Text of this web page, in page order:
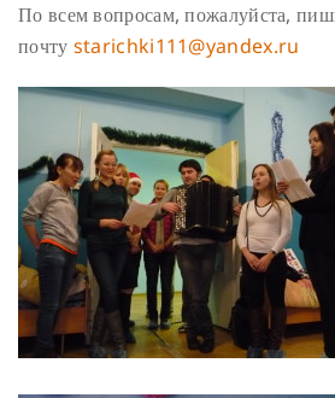
По всем вопросам, пожалуйста,
почту starichki111@yandex.ru